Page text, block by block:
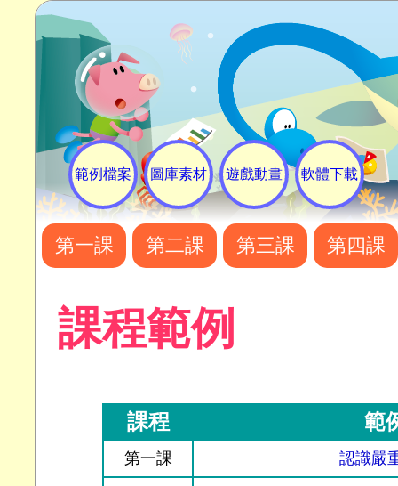
範例檔案 圖庫素材 遊戲動畫 軟體下載
第一課 第二課 第三課 第四課
課程範例
課程 範
第一課 認識嚴